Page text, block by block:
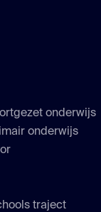
onderwijs
onderwijs
traject